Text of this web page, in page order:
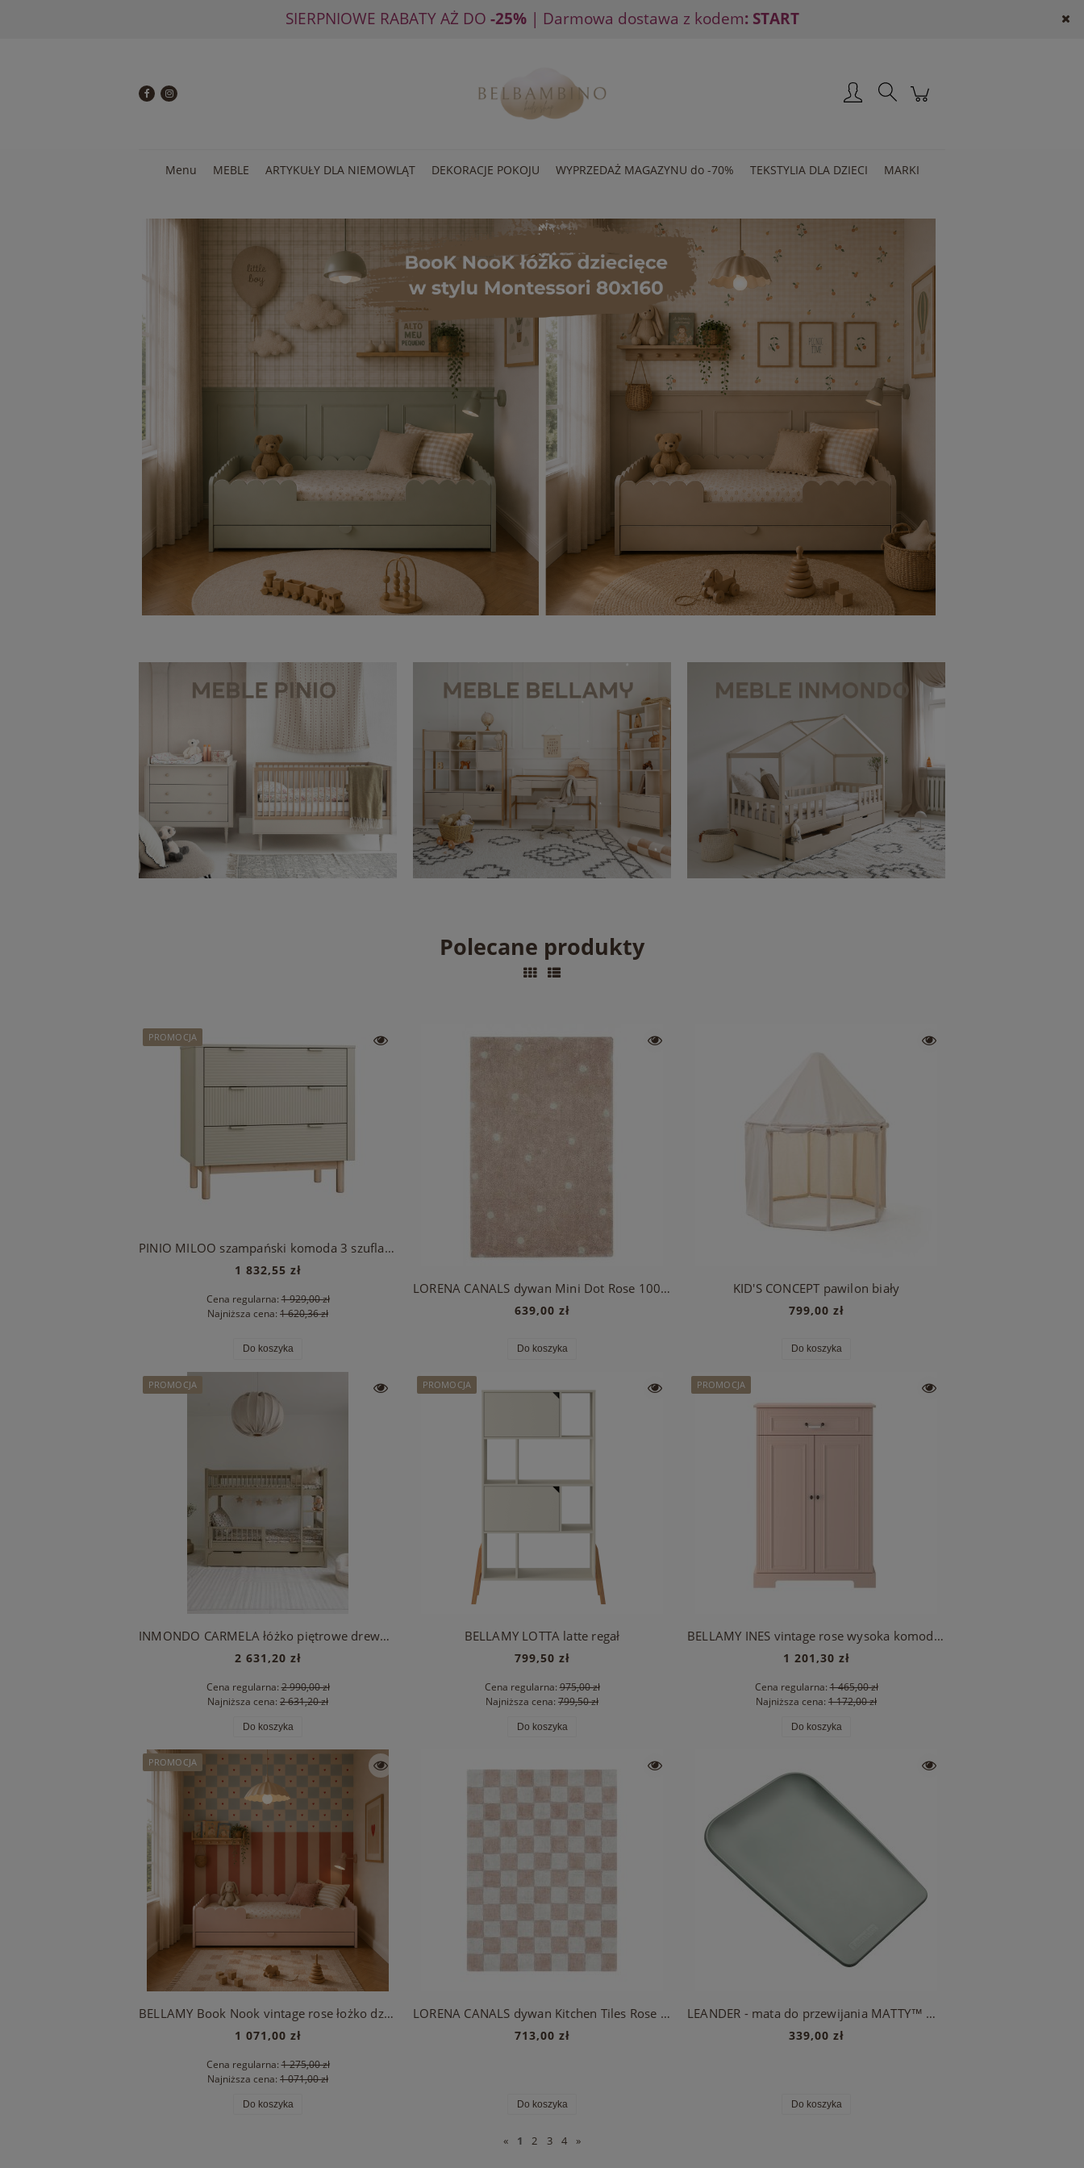
SIERPNIOWE RABATY AŻ DO -25%| Darmowa dostawa z kodem: START
Menu MEBLE ARTYKUŁY DLA NIEMOWLĄT DEKORACJE POKOJU WYPRZEDAŻ MAGAZYNU do -70% TEKSTYLIA DLA DZIECI MARKI
MEBLE ARTYKUŁY DLA NIEMOWLĄT
Polecane produkty
PINIO MILOO szampański komoda 3 szufladowa
1 832,55 zł
Cena regularna:1 929,00 zł
Najniższa cena: 1 620,36 zł
Do koszyka
PROMOCJA
LORENA CANALS dywan Mini Dot Rose 100x150
639,00 zł
Do koszyka
KID'S CONCEPT pawilon biały
799,00 zł
Do koszyka
INMONDO CARMELA łóżko piętrowe drewniane
2 631,20 zł
Cena regularna:2 990,00 zł
Najniższa cena: 2 631,20 zł
Do koszyka
PROMOCJA
BELLAMY LOTTA latte regał
799,50 zł
Cena regularna:975,00 zł
Najniższa cena: 799,50 zł
Do koszyka
PROMOCJA
BELLAMY INES vintage rose wysoka komoda 2-drzwiowa
1 201,30 zł
Cena regularna:1 465,00 zł
Najniższa cena: 1 172,00 zł
Do koszyka
PROMOCJA
BELLAMY Book Nook vintage rose łożko dziecięce w stylu Monetssori 80x160 z szufladą
1 071,00 zł
Cena regularna:1 275,00 zł
Najniższa cena: 1 071,00 zł
Do koszyka
PROMOCJA
LORENA CANALS dywan Kitchen Tiles Rose 120x160
713,00 zł
Do koszyka
LEANDER - mata do przewijania MATTY™ Mini, sage green
339,00 zł
Do koszyka
« 1 2 3 4 »